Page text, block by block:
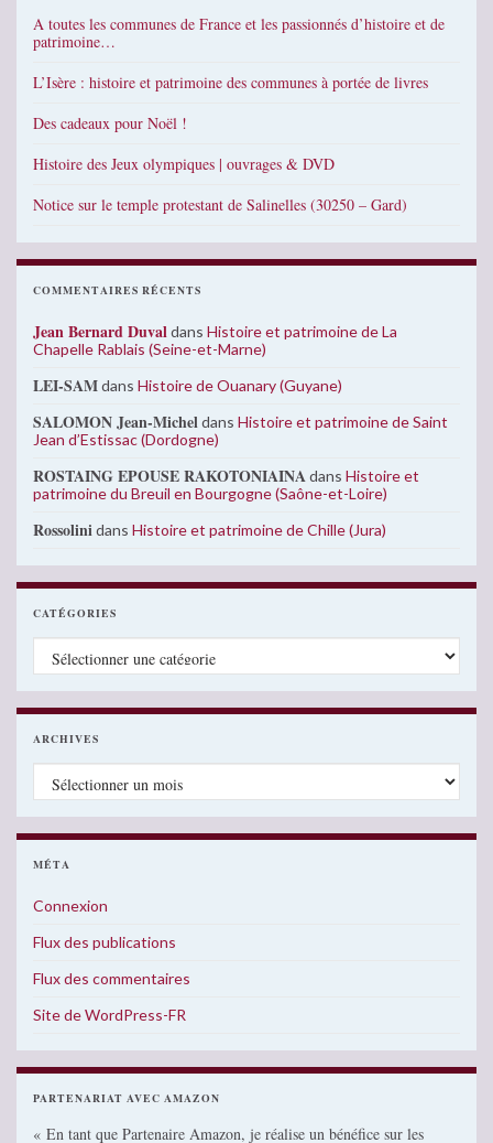
A toutes les communes de France et les passionnés d’histoire et de
patrimoine…
L’Isère : histoire et patrimoine des communes à portée de livres
Des cadeaux pour Noël !
Histoire des Jeux olympiques | ouvrages & DVD
Notice sur le temple protestant de Salinelles (30250 – Gard)
COMMENTAIRES RÉCENTS
Jean Bernard Duvaldans Histoire et patrimoine de La
Chapelle Rablais (Seine-et-Marne)
LEI-SAMdans Histoire de Ouanary (Guyane)
SALOMON Jean-Micheldans Histoire et patrimoine de Saint
Jean d’Estissac (Dordogne)
ROSTAING EPOUSE RAKOTONIAINAdans Histoire et
patrimoine du Breuil en Bourgogne (Saône-et-Loire)
Rossolinidans Histoire et patrimoine de Chille (Jura)
CATÉGORIES
Catégories
ARCHIVES
Archives
MÉTA
Connexion
Flux des publications
Flux des commentaires
Site de WordPress-FR
PARTENARIAT AVEC AMAZON
« En tant que Partenaire Amazon, je réalise un bénéfice sur les